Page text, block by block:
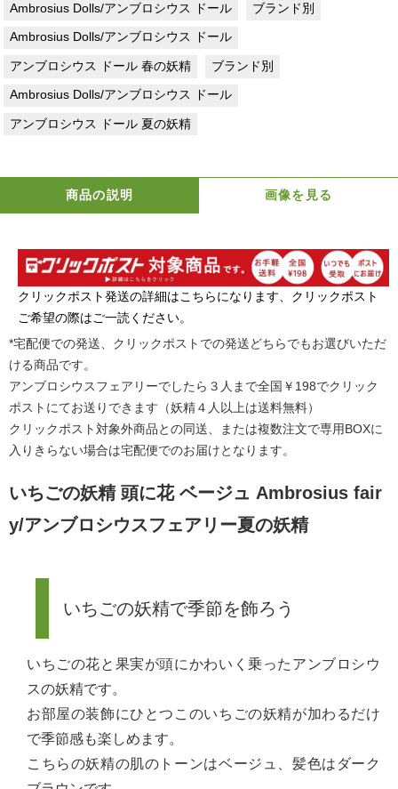
Ambrosius Dolls/アンブロシウス ドール ブランド別
Ambrosius Dolls/アンブロシウス ドール
アンブロシウス ドール 春の妖精 ブランド別
Ambrosius Dolls/アンブロシウス ドール
アンブロシウス ドール 夏の妖精
商品の説明 画像を見る
クリックポスト発送の詳細はこちらになります、クリックポスト
ご希望の際はご一読ください。
*宅配便での発送、クリックポストでの発送どちらでもお選びいただ
ける商品です。
アンブロシウスフェアリーでしたら３人まで全国￥198でクリック
ポストにてお送りできます（妖精４人以上は送料無料）
クリックポスト対象外商品との同送、または複数注文で専用BOXに
入りきらない場合は宅配便でのお届けとなります。
いちごの妖精 頭に花 ベージュ Ambrosius fair
y/アンブロシウスフェアリー夏の妖精
いちごの妖精で季節を飾ろう
いちごの花と果実が頭にかわいく乗ったアンブロシウ
スの妖精です。
お部屋の装飾にひとつこのいちごの妖精が加わるだけ
で季節感も楽しめます。
こちらの妖精の肌のトーンはベージュ、髪色はダーク